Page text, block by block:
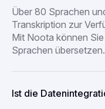
Über 80 Sprachen
Transkription zur
Mit Noota können
Sprachen übersetzen.
Ist die